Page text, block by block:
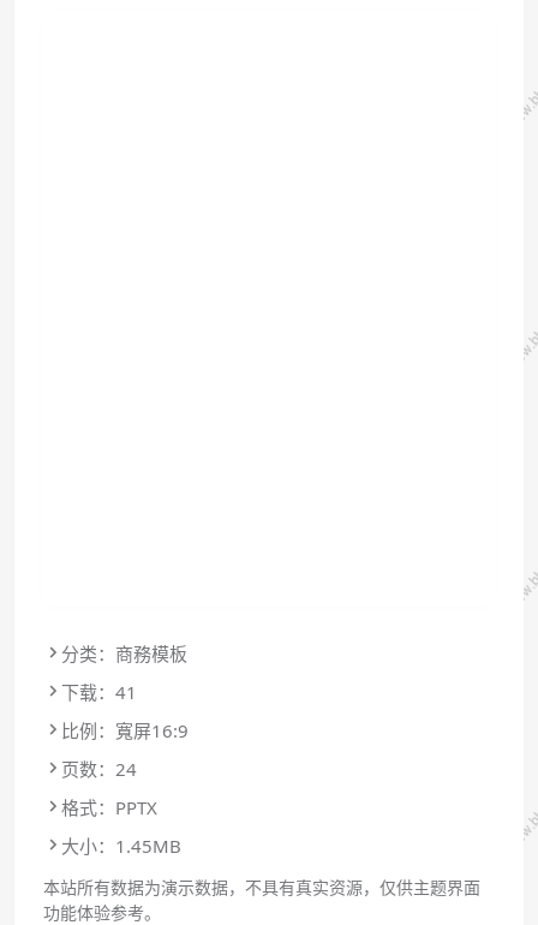
分类：商務模板
下载：41
比例：寬屏16:9
页数：24
格式：PPTX
大小：1.45MB
本站所有数据为演示数据，不具有真实资源，仅供主题界面
功能体验参考。